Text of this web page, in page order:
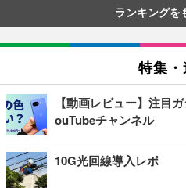
ランキングを
特集・
【動画レビュー】注目
ouTubeチャンネル
10G光回線導入レポ